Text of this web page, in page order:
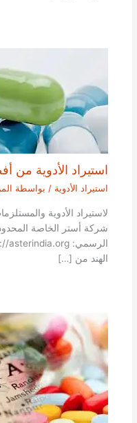
استيراد الأدوية من
استيراد الأدوية / بواسطة
لاستيراد الأدوية
شركة أستر الخاصة
الهند من […]